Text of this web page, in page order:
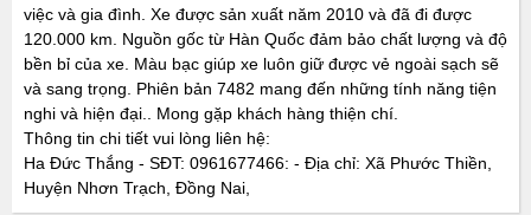
việc và gia đình. Xe được sản xuất năm 2010 và đã đi được
120.000 km. Nguồn gốc từ Hàn Quốc đảm bảo chất lượng và độ
bền bỉ của xe. Màu bạc giúp xe luôn giữ được vẻ ngoài sạch sẽ
và sang trọng. Phiên bản 7482 mang đến những tính năng tiện
nghi và hiện đại.. Mong gặp khách hàng thiện chí.
Thông tin chi tiết vui lòng liên hệ:
Ha Đức Thắng - SĐT: 0961677466: - Địa chỉ: Xã Phước Thiền,
Huyện Nhơn Trạch, Đồng Nai,